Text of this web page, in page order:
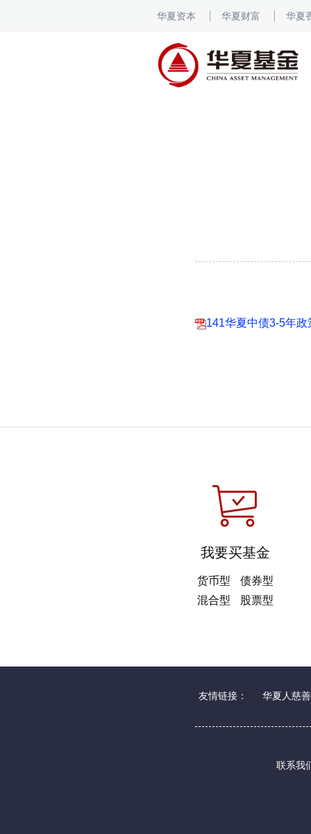
华夏资本 华夏财富 华夏
141华夏中债3-5年
我要买基金
货币型
债券型
混合型
股票型
友情链接： 华夏人慈
联系我